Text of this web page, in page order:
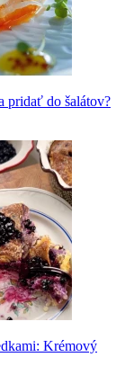
pridať do šalátov?
Krémový